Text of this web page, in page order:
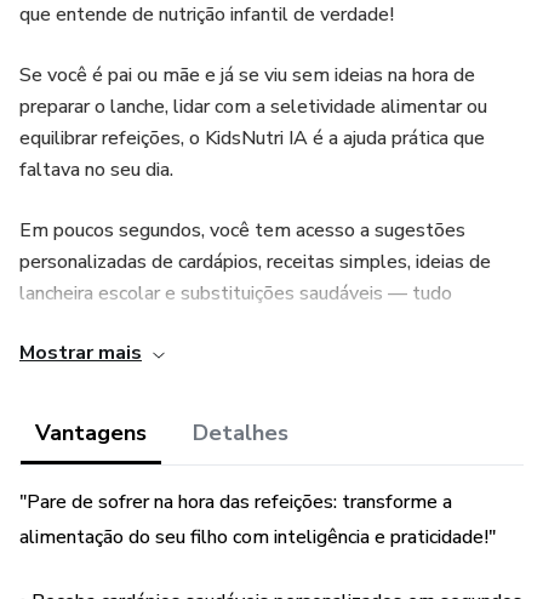
que entende de nutrição infantil de verdade!
Se você é pai ou mãe e já se viu sem ideias na hora de
preparar o lanche, lidar com a seletividade alimentar ou
equilibrar refeições, o KidsNutri IA é a ajuda prática que
faltava no seu dia.
Em poucos segundos, você tem acesso a sugestões
personalizadas de cardápios, receitas simples, ideias de
lancheira escolar e substituições saudáveis — tudo
alimentação do seu filho.
Não é mais sobre “seguir dietas impossíveis”, e sim sobre
educar para comer bem com prazer e equilíbrio.
Mostrar mais
Vantagens Detalhes
"Pare de sofrer na hora das refeições: transforme a
alimentação do seu filho com inteligência e praticidade!"